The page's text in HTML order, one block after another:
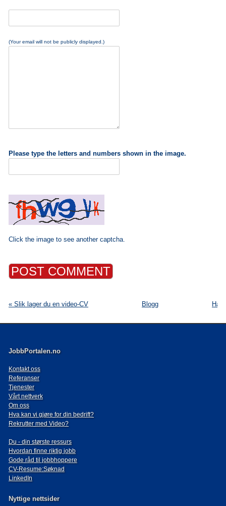
(Your email will not be publicly displayed.)
Please type the letters and numbers shown in the image.
Click the image to see another captcha.
« Slik lager du en video-CV Blogg Har
JobbPortalen.no
Kontakt oss
Referanser
Tjenester
Vårt nettverk
Om oss
Hva kan vi gjøre for din bedrift?
Rekrutter med Video?
Du - din største ressurs
Hvordan finne riktig jobb
Gode råd til jobbhoppere
CV-Resume:Søknad
LinkedIn
Nyttige nettsider